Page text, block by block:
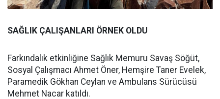
SAĞLIK ÇALIŞANLARI ÖRNEK OLDU
Farkındalık etkinliğine Sağlık Memuru Savaş Söğüt,
Sosyal Çalışmacı Ahmet Öner, Hemşire Taner Evelek,
Paramedik Gökhan Ceylan ve Ambulans Sürücüsü
Mehmet Nacar katıldı.